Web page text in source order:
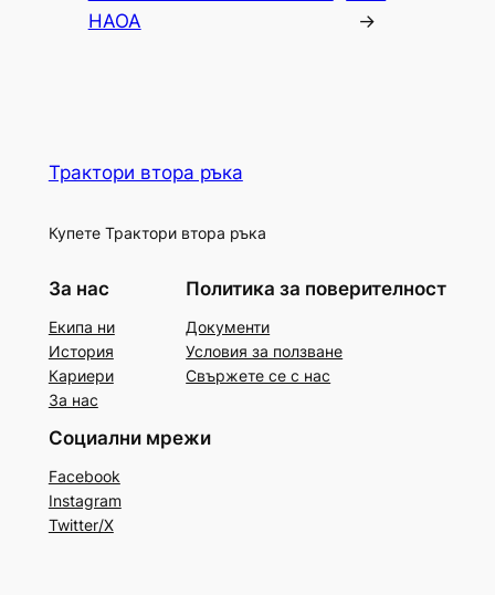
НАОА
→
Трактори втора ръка
Купете Трактори втора ръка
За нас
Екипа ни
История
Кариери
За нас
Политика за поверителност
Документи
Условия за ползване
Свържете се с нас
Социални мрежи
Facebook
Instagram
Twitter/X